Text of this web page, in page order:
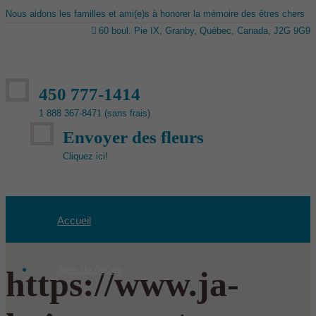
Nous aidons les familles et ami(e)s à honorer la mémoire des êtres chers
60 boul. Pie IX, Granby, Québec, Canada, J2G 9G9
450 777-1414
1 888 367-8471 (sans frais)
Envoyer des fleurs
Cliquez ici!
Accueil
https://www.ja-